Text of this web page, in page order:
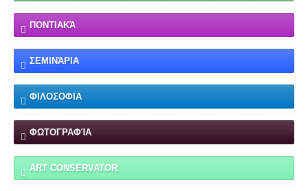
ΠΟΝΤΙΑΚΆ
ΣΕΜΙΝΆΡΙΑ
ΦΙΛΟΣΟΦΙΑ
ΦΩΤΟΓΡΑΦΊΑ
ART CONSERVATOR